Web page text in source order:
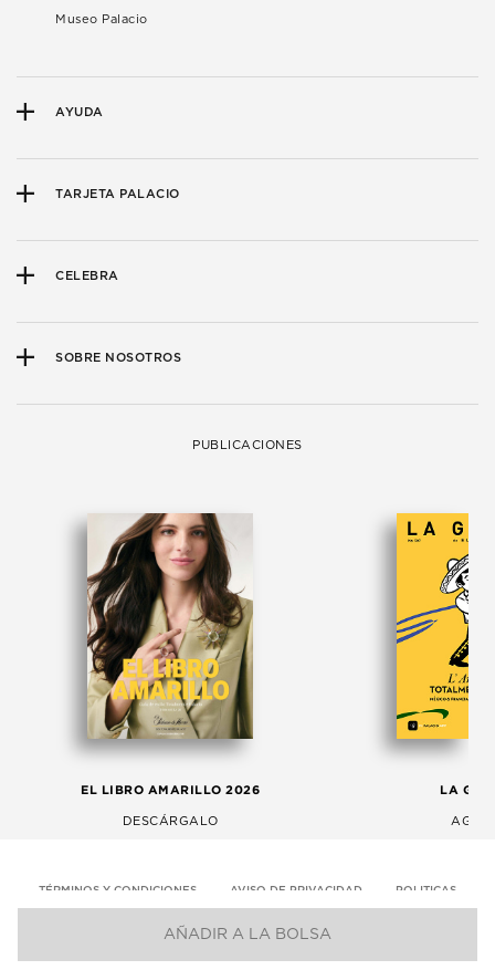
AÑADIR A LA BOLSA
Museo Palacio
AYUDA
TARJETA PALACIO
CELEBRA
SOBRE NOSOTROS
PUBLICACIONES
EL LIBRO AMARILLO 2026
DESCÁRGALO
LA
TÉRMINOS Y CONDICIONES AVISO DE PRIVACIDAD POLITICAS